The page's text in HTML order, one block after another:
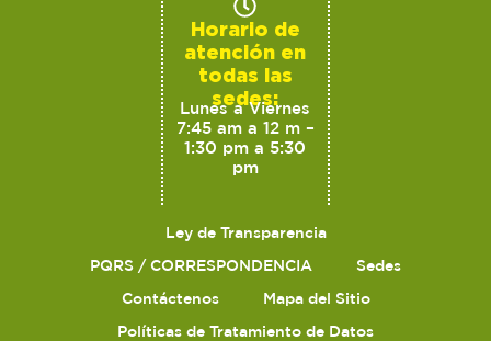
Horario de
atención en
todas las
sedes:
Lunes a Viernes
7:45 am a 12 m –
1:30 pm a 5:30
pm
Ley de Transparencia
PQRS / CORRESPONDENCIA
Sedes
Contáctenos
Mapa del Sitio
Políticas de Tratamiento de Datos